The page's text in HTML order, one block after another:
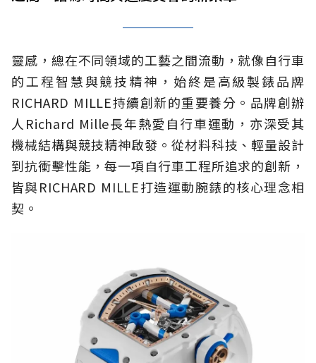
靈感，總在不同領域的工藝之間流動，就像自行車
的工程智慧與競技精神，始終是高級製錶品牌
RICHARD MILLE持續創新的重要養分。品牌創辦
人Richard Mille長年熱愛自行車運動，亦深受其
機械結構與競技精神啟發。從材料科技、輕量設計
到抗衝擊性能，每一項自行車工程所追求的創新，
皆與RICHARD MILLE打造運動腕錶的核心理念相
契。